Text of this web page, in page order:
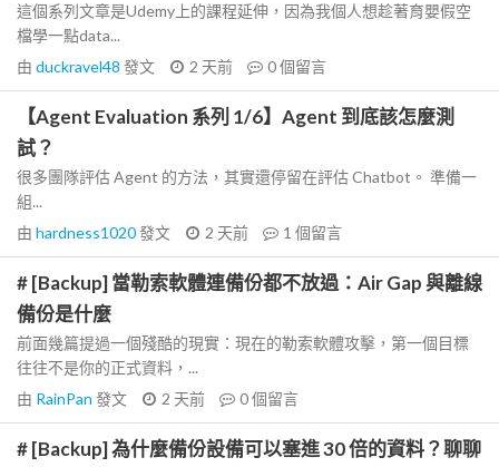
這個系列文章是Udemy上的課程延伸，因為我個人想趁著育嬰假空
檔學一點data...
由 duckravel48 發文 2 天前 0個留言
【Agent Evaluation 系列 1/6】Agent 到底該怎麼測
試？
很多團隊評估 Agent 的方法，其實還停留在評估 Chatbot。 準備一
組...
由 hardness1020發文 2 天前 1 個留言
# [Backup] 當勒索軟體連備份都不放過：Air Gap 與離線
備份是什麼
前面幾篇提過一個殘酷的現實：現在的勒索軟體攻擊，第一個目標
往往不是你的正式資料，...
由 RainPan 發文 2 天前 0個留言
# [Backup] 為什麼備份設備可以塞進 30 倍的資料？聊聊